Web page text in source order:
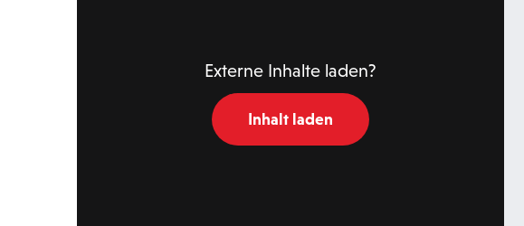
Externe Inhalte laden?
Inhalt laden